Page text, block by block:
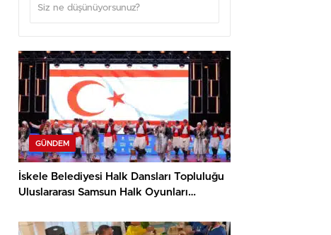
GÜNDEM
İskele Belediyesi Halk Dansları Topluluğu
Uluslararası Samsun Halk Oyunları
Ediyor